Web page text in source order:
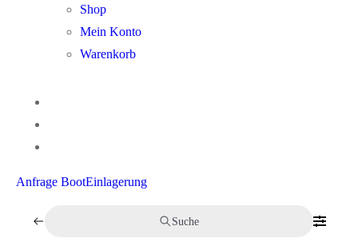
Shop
Mein Konto
Warenkorb
Anfrage BootEinlagerung
Suche